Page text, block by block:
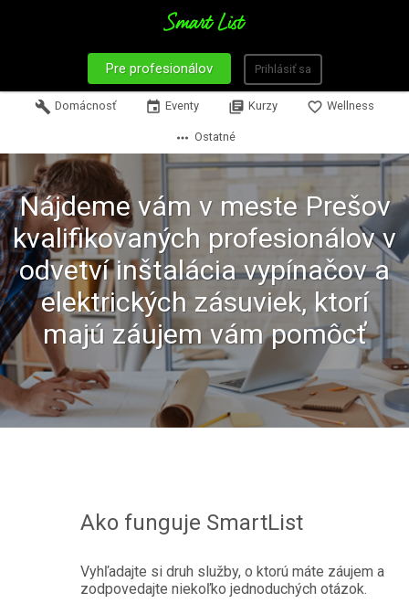
Pre profesionálov Prihlásiť sa
build Domácnosť event Eventy library_books Kurzy favorite_border Wellness
more_horiz Ostatné
Nájdeme vám v meste Prešov
kvalifikovaných profesionálov v
odvetví inštalácia vypínačov a
elektrických zásuviek, ktorí
majú záujem vám pomôcť
Ako funguje SmartList
Vyhľadajte si druh služby, o ktorú máte záujem a
zodpovedajte niekoľko jednoduchých otázok.